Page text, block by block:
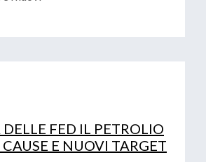
FED IL PETROLIO
E NUOVI TARGET